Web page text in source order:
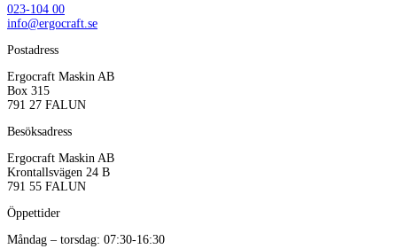
023-104 00
info@ergocraft.se
Postadress
Ergocraft Maskin AB
Box 315
791 27 FALUN
Besöksadress
Ergocraft Maskin AB
Krontallsvägen 24 B
791 55 FALUN
Öppettider
Måndag – torsdag: 07:30-16:30